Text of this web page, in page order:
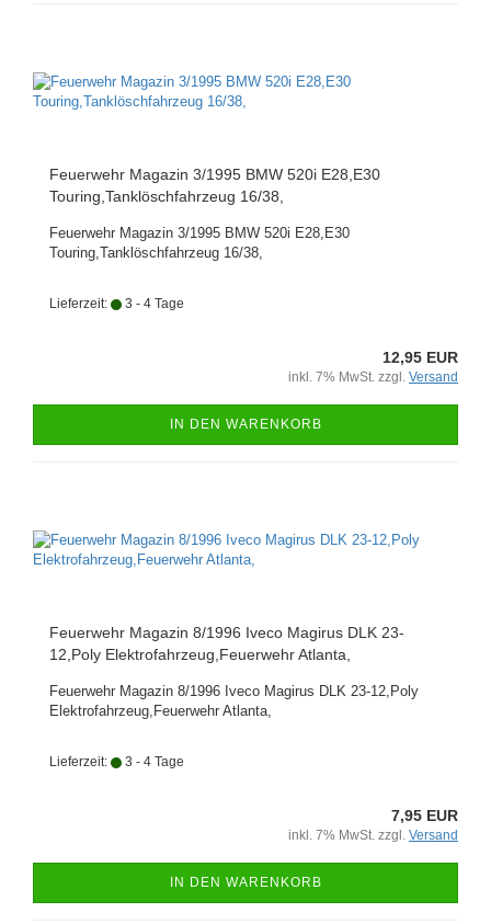
Feuerwehr Magazin 3/1995 BMW 520i E28,E30
Touring,Tanklöschfahrzeug 16/38,
Feuerwehr Magazin 3/1995 BMW 520i E28,E30
Touring,Tanklöschfahrzeug 16/38,
Lieferzeit: 3 - 4 Tage
12,95 EUR
inkl. 7% MwSt. zzgl. Versand
IN DEN WARENKORB
Feuerwehr Magazin 8/1996 Iveco Magirus DLK 23-
12,Poly Elektrofahrzeug,Feuerwehr Atlanta,
Feuerwehr Magazin 8/1996 Iveco Magirus DLK 23-12,Poly
Elektrofahrzeug,Feuerwehr Atlanta,
Lieferzeit: 3 - 4 Tage
7,95 EUR
inkl. 7% MwSt. zzgl. Versand
IN DEN WARENKORB